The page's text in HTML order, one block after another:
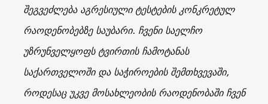
შეგვეძლება აგრესიული ტესტების კონკრეტულ
რაოდენობებზე საუბარი. ჩვენი საელჩო
უზრუნველყოფს ტვირთის ჩამოტანას
საქართველოში და საჭიროების შემთხვევაში,
როდესაც უკვე მოსახლეობის რაოდენობაში ჩვენ